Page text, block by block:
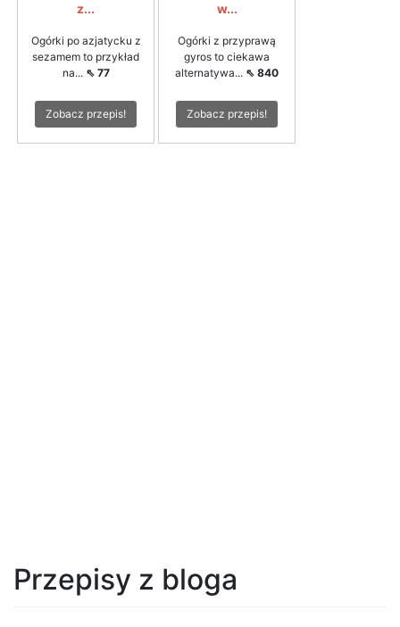
z...
Ogórki po azjatycku z
sezamem to przykład
na... ⇖ 77
Zobacz przepis!
w...
Ogórki z przyprawą
gyros to ciekawa
alternatywa... ⇖ 840
Zobacz przepis!
Przepisy z bloga